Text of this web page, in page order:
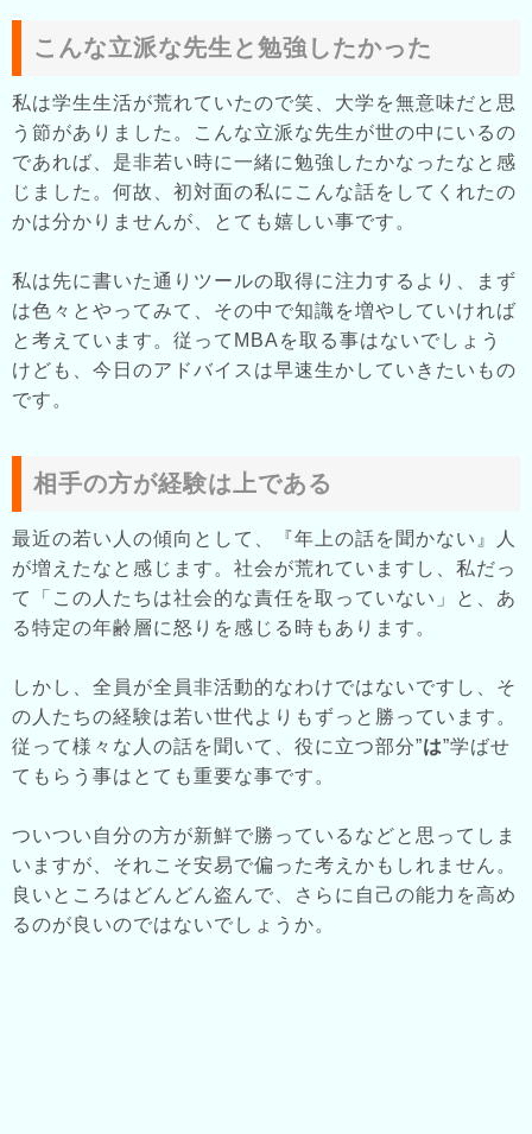
こんな立派な先生と勉強したかった
私は学生生活が荒れていたので笑、大学を無意味だと思
う節がありました。こんな立派な先生が世の中にいるの
であれば、是非若い時に一緒に勉強したかなったなと感
じました。何故、初対面の私にこんな話をしてくれたの
かは分かりませんが、とても嬉しい事です。
私は先に書いた通りツールの取得に注力するより、まず
は色々とやってみて、その中で知識を増やしていければ
と考えています。従ってMBAを取る事はないでしょう
けども、今日のアドバイスは早速生かしていきたいもの
です。
相手の方が経験は上である
最近の若い人の傾向として、『年上の話を聞かない』人
が増えたなと感じます。社会が荒れていますし、私だっ
て「この人たちは社会的な責任を取っていない」と、あ
る特定の年齢層に怒りを感じる時もあります。
しかし、全員が全員非活動的なわけではないですし、そ
の人たちの経験は若い世代よりもずっと勝っています。
従って様々な人の話を聞いて、役に立つ部分”は”学ばせ
てもらう事はとても重要な事です。
ついつい自分の方が新鮮で勝っているなどと思ってしま
いますが、それこそ安易で偏った考えかもしれません。
良いところはどんどん盗んで、さらに自己の能力を高め
るのが良いのではないでしょうか。